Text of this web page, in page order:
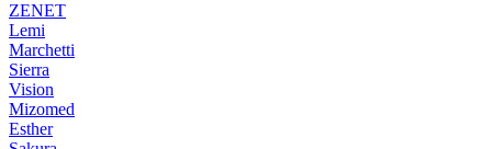
ZENET
Lemi
Marchetti
Sierra
Vision
Mizomed
Esther